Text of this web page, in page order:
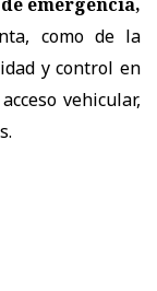
como de la
y control en
vehicular,